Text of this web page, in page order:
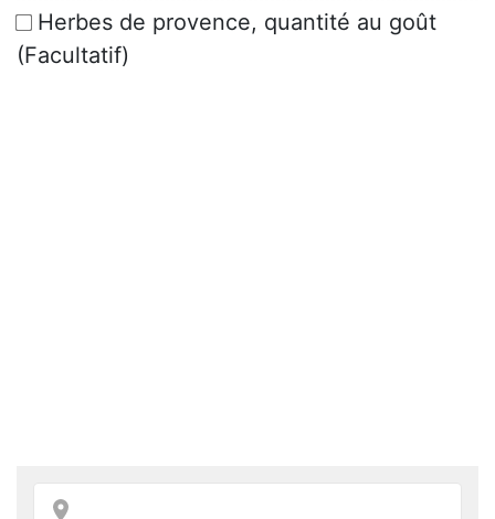
Herbes de provence, quantité au goût
(Facultatif)